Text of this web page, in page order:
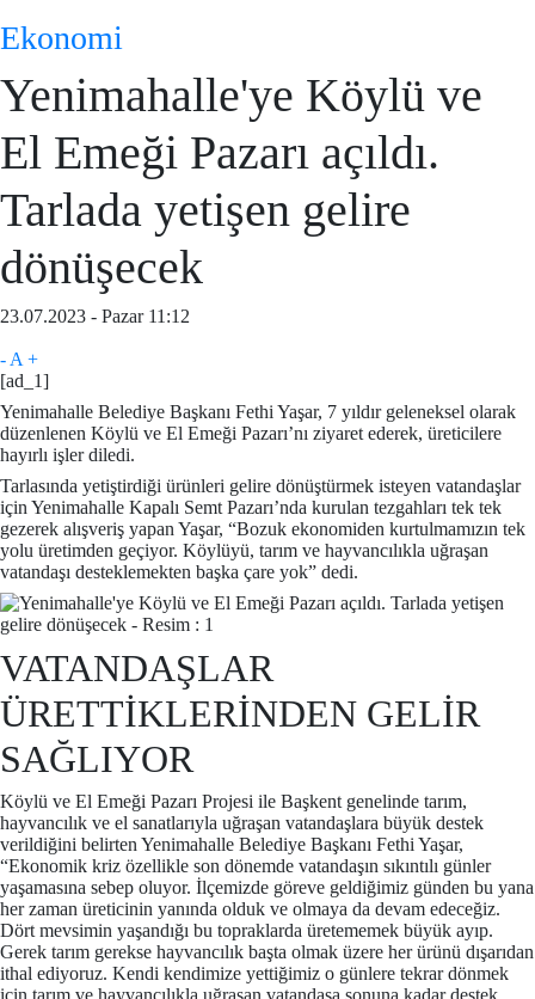
Ekonomi
Yenimahalle'ye Köylü ve
El Emeği Pazarı açıldı.
Tarlada yetişen gelire
dönüşecek
23.07.2023 - Pazar 11:12
- A +
[ad_1]
Yenimahalle Belediye Başkanı Fethi Yaşar, 7 yıldır geleneksel olarak
düzenlenen Köylü ve El Emeği Pazarı’nı ziyaret ederek, üreticilere
hayırlı işler diledi.
Tarlasında yetiştirdiği ürünleri gelire dönüştürmek isteyen vatandaşlar
için Yenimahalle Kapalı Semt Pazarı’nda kurulan tezgahları tek tek
gezerek alışveriş yapan Yaşar, “Bozuk ekonomiden kurtulmamızın tek
yolu üretimden geçiyor. Köylüyü, tarım ve hayvancılıkla uğraşan
vatandaşı desteklemekten başka çare yok” dedi.
VATANDAŞLAR
ÜRETTİKLERİNDEN GELİR
SAĞLIYOR
Köylü ve El Emeği Pazarı Projesi ile Başkent genelinde tarım,
hayvancılık ve el sanatlarıyla uğraşan vatandaşlara büyük destek
verildiğini belirten Yenimahalle Belediye Başkanı Fethi Yaşar,
“Ekonomik kriz özellikle son dönemde vatandaşın sıkıntılı günler
yaşamasına sebep oluyor. İlçemizde göreve geldiğimiz günden bu yana
her zaman üreticinin yanında olduk ve olmaya da devam edeceğiz.
Dört mevsimin yaşandığı bu topraklarda üretememek büyük ayıp.
Gerek tarım gerekse hayvancılık başta olmak üzere her ürünü dışarıdan
ithal ediyoruz. Kendi kendimize yettiğimiz o günlere tekrar dönmek